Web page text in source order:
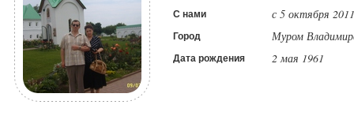
С нами с 5 октября
Город Муром
Дата рождения 2 мая 1961